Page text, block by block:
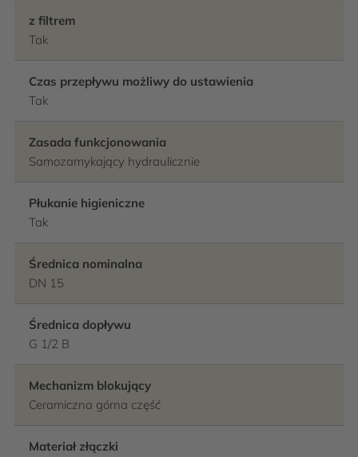
z filtrem
Tak
Czas przepływu możliwy do ustawienia
Tak
Zasada funkcjonowania
Samozamykający hydraulicznie
Płukanie higieniczne
Tak
Średnica nominalna
DN 15
Średnica dopływu
G 1/2 B
Mechanizm blokujący
Ceramiczna górna część
Materiał złączki